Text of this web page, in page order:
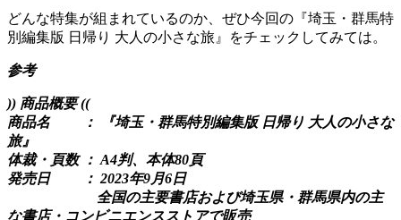
どんな特集が組まれているのか、ぜひ今回の『埼玉・群馬特
別編集版 日帰り 大人の小さな旅』をチェックしてみては。
参考
)) 商品概要 ((
商品名 ： 『埼玉・群馬特別編集版 日帰り 大人の小さな
旅』
体裁・頁数 ： A4判、本体80頁
発売日 ： 2023年9月6日
全国の主要書店および埼玉県・群馬県内の主
な書店・コンビニエンスストアで販売